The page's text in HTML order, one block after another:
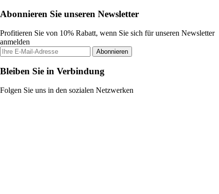
Abonnieren Sie unseren Newsletter
Profitieren Sie von 10% Rabatt, wenn Sie sich für unseren Newsletter
anmelden
Abonnieren
Bleiben Sie in Verbindung
Folgen Sie uns in den sozialen Netzwerken